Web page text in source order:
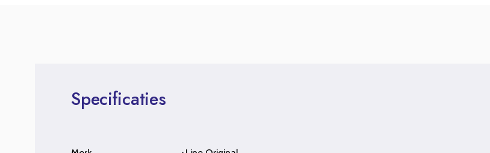
Specificaties